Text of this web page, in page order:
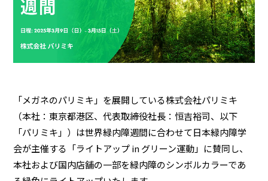
「メガネのパリミキ」を展開している株式会社パリミキ
（本社：東京都港区、代表取締役社長：恒吉裕司、以下
「パリミキ」）は世界緑内障週間に合わせて日本緑内障学
会が主催する「ライトアップ in グリーン運動」に賛同し、
本社および国内店舗の一部を緑内障のシンボルカラーであ